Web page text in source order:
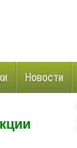
Новости